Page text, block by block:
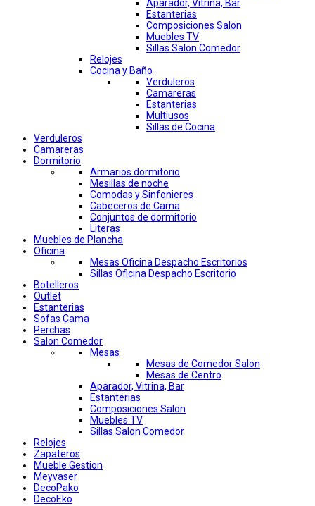
Aparador, Vitrina, Bar
Estanterias
Composiciones Salon
Muebles TV
Sillas Salon Comedor
Relojes
Cocina y Baño
Verduleros
Camareras
Estanterias
Multiusos
Sillas de Cocina
Verduleros
Camareras
Dormitorio
Armarios dormitorio
Mesillas de noche
Comodas y Sinfonieres
Cabeceros de Cama
Conjuntos de dormitorio
Literas
Muebles de Plancha
Oficina
Mesas Oficina Despacho Escritorios
Sillas Oficina Despacho Escritorio
Botelleros
Outlet
Estanterias
Sofas Cama
Perchas
Salon Comedor
Mesas
Mesas de Comedor Salon
Mesas de Centro
Aparador, Vitrina, Bar
Estanterias
Composiciones Salon
Muebles TV
Sillas Salon Comedor
Relojes
Zapateros
Mueble Gestion
Meyvaser
DecoPako
DecoEko